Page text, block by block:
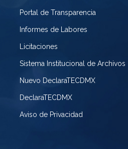
Portal de Transparencia
Informes de Labores
Licitaciones
Sistema Institucional de Archivos
Nuevo DeclaraTECDMX
DeclaraTECDMX
Aviso de Privacidad